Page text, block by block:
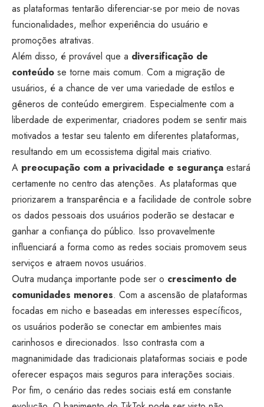
as plataformas tentarão diferenciar-se por meio de novas
funcionalidades, melhor experiência do usuário e
promoções atrativas.
Além disso, é provável que a diversificação de
conteúdo se torne mais comum. Com a migração de
usuários, é a chance de ver uma variedade de estilos e
gêneros de conteúdo emergirem. Especialmente com a
liberdade de experimentar, criadores podem se sentir mais
motivados a testar seu talento em diferentes plataformas,
resultando em um ecossistema digital mais criativo.
A preocupação com a privacidade e segurança estará
certamente no centro das atenções. As plataformas que
priorizarem a transparência e a facilidade de controle sobre
os dados pessoais dos usuários poderão se destacar e
ganhar a confiança do público. Isso provavelmente
influenciará a forma como as redes sociais promovem seus
serviços e atraem novos usuários.
Outra mudança importante pode ser o crescimento de
comunidades menores. Com a ascensão de plataformas
focadas em nicho e baseadas em interesses específicos,
os usuários poderão se conectar em ambientes mais
carinhosos e direcionados. Isso contrasta com a
magnanimidade das tradicionais plataformas sociais e pode
oferecer espaços mais seguros para interações sociais.
Por fim, o cenário das redes sociais está em constante